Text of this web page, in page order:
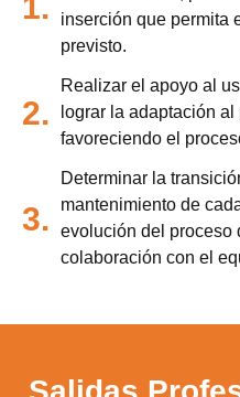
inserción que permita
previsto.
2.
Realizar el apoyo al
lograr la adaptación
favoreciendo el
3.
Determinar la
mantenimiento de
evolución del proceso
colaboración con el